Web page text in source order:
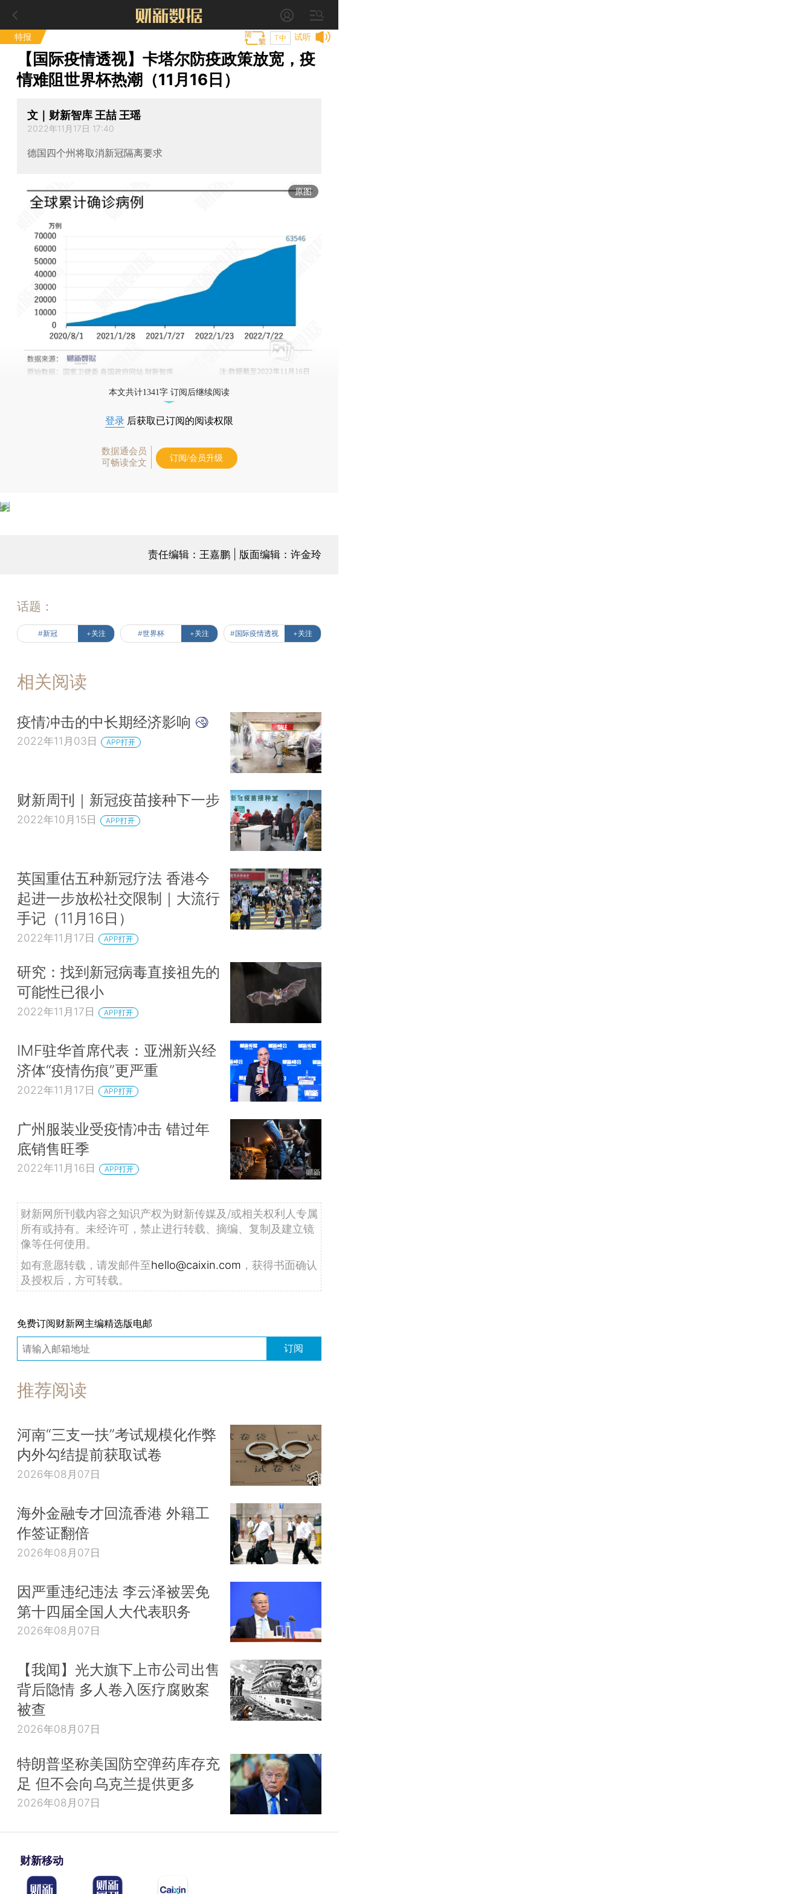
特报 试听
T中
【国际疫情透视】卡塔尔防疫政策放宽，疫
情难阻世界杯热潮（11月16日）
文｜财新智库 王喆 王瑶
2022年11月17日 17:40
德国四个州将取消新冠隔离要求
原图
本文共计1341字 订阅后继续阅读
登录 后获取已订阅的阅读权限
数据通会员
可畅读全文
订阅/会员升级
责任编辑：王嘉鹏 | 版面编辑：许金玲
话题：
#新冠 +关注 #世界杯 +关注 #国际疫情透视 +关注
相关阅读
疫情冲击的中长期经济影响
2022年11月03日 APP打开
财新周刊｜新冠疫苗接种下一步
2022年10月15日 APP打开
英国重估五种新冠疗法 香港今
起进一步放松社交限制｜大流行
手记（11月16日）
2022年11月17日 APP打开
研究：找到新冠病毒直接祖先的
可能性已很小
2022年11月17日 APP打开
IMF驻华首席代表：亚洲新兴经
济体“疫情伤痕”更严重
2022年11月17日 APP打开
广州服装业受疫情冲击 错过年
底销售旺季
2022年11月16日 APP打开
财新网所刊载内容之知识产权为财新传媒及/或相关权利人专属
所有或持有。未经许可，禁止进行转载、摘编、复制及建立镜
像等任何使用。
如有意愿转载，请发邮件至hello@caixin.com ，获得书面确认
及授权后，方可转载。
免费订阅财新网主编精选版电邮
订阅
推荐阅读
河南“三支一扶”考试规模化作弊
内外勾结提前获取试卷
2026年08月07日
海外金融专才回流香港 外籍工
作签证翻倍
2026年08月07日
因严重违纪违法 李云泽被罢免
第十四届全国人大代表职务
2026年08月07日
【我闻】光大旗下上市公司出售
背后隐情 多人卷入医疗腐败案
被查
2026年08月07日
特朗普坚称美国防空弹药库存充
足 但不会向乌克兰提供更多
2026年08月07日
财新移动